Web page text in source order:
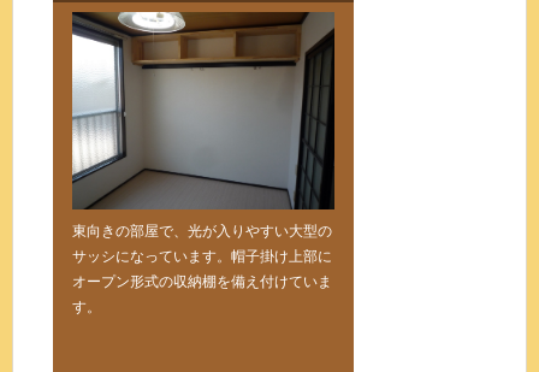
東向きの部屋で、光が入りやすい大型の
サッシになっています。帽子掛け上部に
オープン形式の収納棚を備え付けていま
す。